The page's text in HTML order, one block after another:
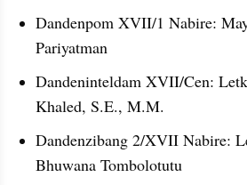
Dandenpom XVII/1 Nabire:
Pariyatman
Dandeninteldam XVII/Cen:
Khaled, S.E., M.M.
Dandenzibang 2/XVII Nabire:
Bhuwana Tombolotutu